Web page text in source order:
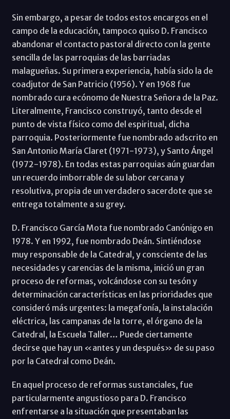
Sin embargo, a pesar de todos estos encargos en el
campo de la educación, tampoco quiso D. Francisco
abandonar el contacto pastoral directo con la gente
sencilla de las parroquias de las barriadas
malagueñas. Su primera experiencia, había sido la de
coadjutor de San Patricio (1956). Y en 1968 fue
nombrado cura ecónomo de Nuestra Señora de la Paz.
Literalmente, Francisco construyó, tanto desde el
punto de vista físico como del espiritual, dicha
parroquia. Posteriormente fue nombrado adscrito en
San Antonio María Claret (1971-1973), y Santo Ángel
(1972-1978). En todas estas parroquias aún guardan
un recuerdo imborrable de su labor cercana y
resolutiva, propia de un verdadero sacerdote que se
entrega totalmente a su grey.
D. Francisco García Mota fue nombrado Canónigo en
1978. Y en 1992, fue nombrado Deán. Sintiéndose
muy responsable de la Catedral, y consciente de las
necesidades y carencias de la misma, inició un gran
proceso de reformas, volcándose con su tesón y
determinación características en las prioridades que
consideró más urgentes: la megafonía, la instalación
eléctrica, las campanas de la torre, el órgano de la
Catedral, la Escuela Taller… Puede ciertamente
decirse que hay un «antes y un después» de su paso
por la Catedral como Deán.
En aquel proceso de reformas sustanciales, fue
particularmente angustioso para D. Francisco
enfrentarse a la situación que presentaban las